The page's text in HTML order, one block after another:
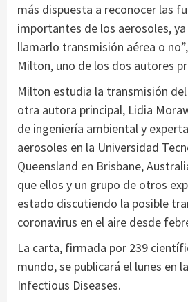
más dispuesta a reconocer las
importantes de los aerosoles,
llamarlo transmisión aérea o
Milton, uno de los dos autores
Milton estudia la transmisión del
otra autora principal, Lidia
de ingeniería ambiental y
aerosoles en la Universidad
Queensland en Brisbane,
que ellos y un grupo de otros
estado discutiendo la posible
coronavirus en el aire desde
La carta, firmada por 239
mundo, se publicará el lunes en
Infectious Diseases.